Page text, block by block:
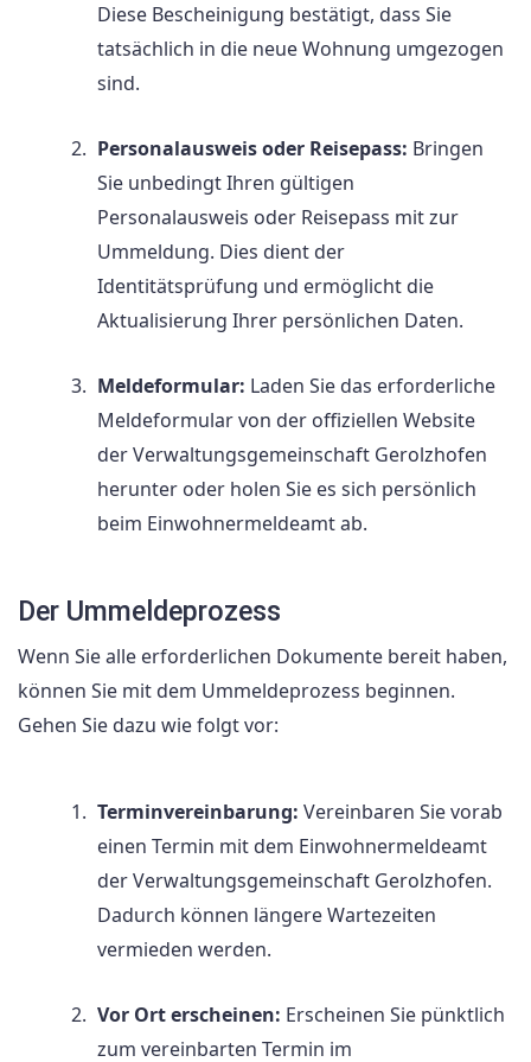
Diese Bescheinigung bestätigt, dass Sie
tatsächlich in die neue Wohnung umgezogen
sind.
Personalausweis oder Reisepass: Bringen
Sie unbedingt Ihren gültigen
Personalausweis oder Reisepass mit zur
Ummeldung. Dies dient der
Identitätsprüfung und ermöglicht die
Aktualisierung Ihrer persönlichen Daten.
Meldeformular: Laden Sie das erforderliche
Meldeformular von der offiziellen Website
der Verwaltungsgemeinschaft Gerolzhofen
herunter oder holen Sie es sich persönlich
beim Einwohnermeldeamt ab.
Der Ummeldeprozess
Wenn Sie alle erforderlichen Dokumente bereit haben,
können Sie mit dem Ummeldeprozess beginnen.
Gehen Sie dazu wie folgt vor:
Terminvereinbarung: Vereinbaren Sie vorab
einen Termin mit dem Einwohnermeldeamt
der Verwaltungsgemeinschaft Gerolzhofen.
Dadurch können längere Wartezeiten
vermieden werden.
Vor Ort erscheinen: Erscheinen Sie pünktlich
zum vereinbarten Termin im